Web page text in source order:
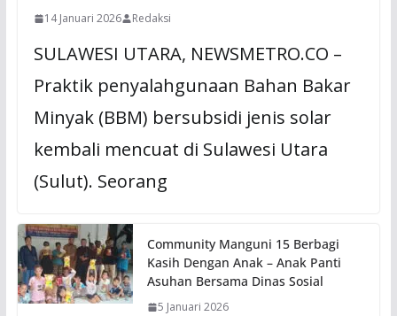
14 Januari 2026 Redaksi
SULAWESI UTARA, NEWSMETRO.CO –
Praktik penyalahgunaan Bahan Bakar
Minyak (BBM) bersubsidi jenis solar
kembali mencuat di Sulawesi Utara
(Sulut). Seorang
Community Manguni 15 Berbagi
Kasih Dengan Anak – Anak Panti
Asuhan Bersama Dinas Sosial
5 Januari 2026